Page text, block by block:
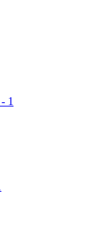
- 1